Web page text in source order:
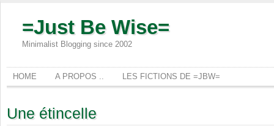
=Just Be Wise=
Minimalist Blogging since 2002
HOME A PROPOS .. LES FICTIONS DE =JBW=
Une étincelle